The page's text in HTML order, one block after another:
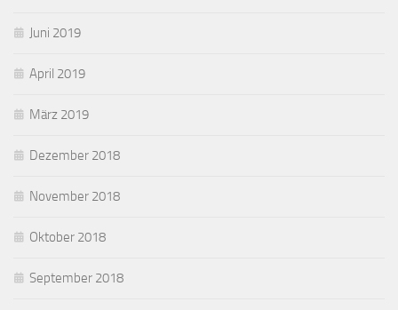
Juni 2019
April 2019
März 2019
Dezember 2018
November 2018
Oktober 2018
September 2018